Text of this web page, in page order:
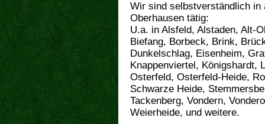
Wir sind selbstverständlich in
Oberhausen tätig:
U.a. in Alsfeld, Alstaden, Alt-
Biefang, Borbeck, Brink,
Dunkelschlag, Eisenheim,
Knappenviertel, Königshardt,
Osterfeld, Osterfeld-Heide,
Schwarze Heide,
Tackenberg, Vondern,
Weierheide, und weitere.